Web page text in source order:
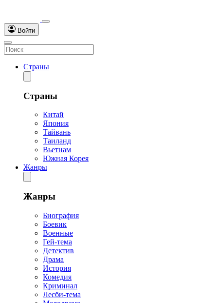
Войти
Страны
Страны
Китай
Япония
Тайвань
Таиланд
Вьетнам
Южная Корея
Жанры
Жанры
Биография
Боевик
Военные
Гей-тема
Детектив
Драма
История
Комедия
Криминал
Лесби-тема